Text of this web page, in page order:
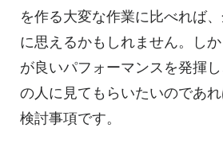
を作る大変な作業に比べれば
に思えるかもしれません。し
が良いパフォーマンスを発揮
の人に見てもらいたいのであ
検討事項です。